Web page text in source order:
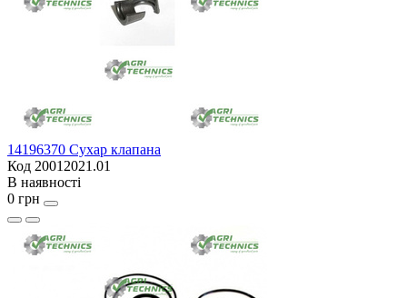
14196370 Сухар клапана
Код 20012021.01
В наявності
0 грн